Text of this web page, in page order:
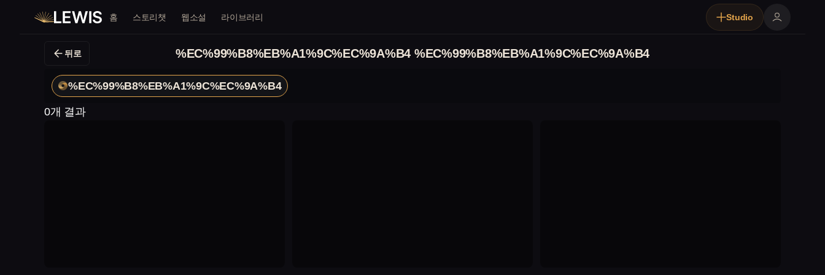
홈 스토리챗 웹소설 라이브러리 Studio
뒤로 %EC%99%B8%EB%A1%9C%EC%9A%B4 %EC%99%B8%EB%A1%9C%EC%9A%B4
%EC%99%B8%EB%A1%9C%EC%9A%B4
0개 결과